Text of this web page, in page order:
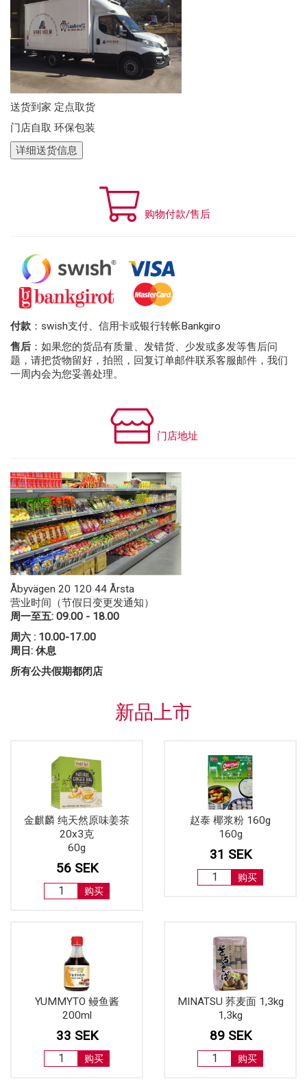
送货到家 定点取货
门店自取 环保包装
详细送货信息
购物付款/售后
付款 ：swish支付、信用卡或银行转帐Bankgiro
售后 ：如果您的货品有质量、发错货、少发或多发等售后问
题，请把货物留好，拍照，回复订单邮件联系客服邮件，我们
一周内会为您妥善处理。
门店地址
Åbyvägen 20 120 44 Årsta
营业时间（节假日变更发通知）
周一至五: 09.00 - 18.00
周六 : 10.00-17.00
周日: 休息
所有公共假期都闭店
新品上市
金麒麟 纯天然原味姜茶
20x3克
60g
56 SEK
购买
赵泰 椰浆粉 160g
160g
31 SEK
购买
YUMMYTO 鳗鱼酱
200ml
33 SEK
购买
MINATSU 荞麦面 1,3kg
1,3kg
89 SEK
购买